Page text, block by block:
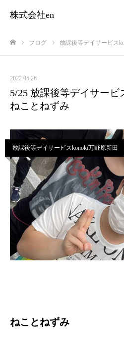
株式会社en
ブログ 放課後等デイサービス
2022.05.26
5/25 放課後等デイサービ
ねことねずみ
放課後等デイサービスkonoki万野原新田
ねことねずみ